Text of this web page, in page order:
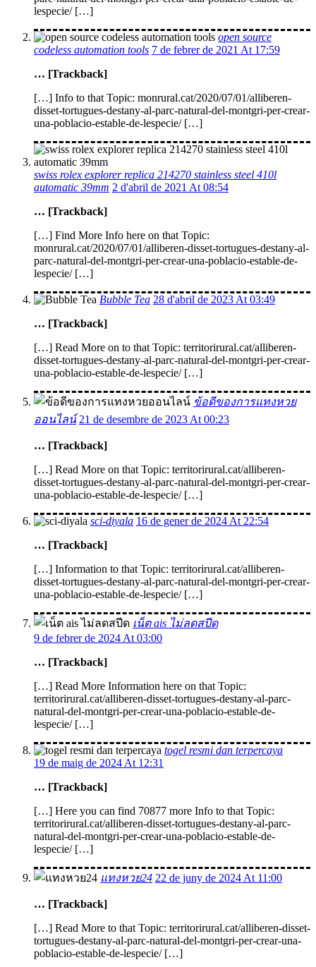
lespecie/ […]
open source
codeless automation tools 7 de febrer de 2021 At 17:59
… [Trackback]
[…] Info to that Topic: monrural.cat/2020/07/01/alliberen-
disset-tortugues-destany-al-parc-natural-del-montgri-per-crear-
una-poblacio-estable-de-lespecie/ […]
swiss rolex explorer replica 214270 stainless steel 410l
automatic 39mm 2 d'abril de 2021 At 08:54
… [Trackback]
[…] Find More Info here on that Topic:
monrural.cat/2020/07/01/alliberen-disset-tortugues-destany-al-
parc-natural-del-montgri-per-crear-una-poblacio-estable-de-
lespecie/ […]
Bubble Tea 28 d'abril de 2023 At 03:49
… [Trackback]
[…] Read More on to that Topic: territorirural.cat/alliberen-
disset-tortugues-destany-al-parc-natural-del-montgri-per-crear-
una-poblacio-estable-de-lespecie/ […]
ข้อดีของการแทงหวย
ออนไลน์ 21 de desembre de 2023 At 00:23
… [Trackback]
[…] Read More on that Topic: territorirural.cat/alliberen-
disset-tortugues-destany-al-parc-natural-del-montgri-per-crear-
una-poblacio-estable-de-lespecie/ […]
sci-diyala 16 de gener de 2024 At 22:54
… [Trackback]
[…] Information to that Topic: territorirural.cat/alliberen-
disset-tortugues-destany-al-parc-natural-del-montgri-per-crear-
una-poblacio-estable-de-lespecie/ […]
เน็ต ais ไม่ลดสปีด
9 de febrer de 2024 At 03:00
… [Trackback]
[…] Read More Information here on that Topic:
territorirural.cat/alliberen-disset-tortugues-destany-al-parc-
natural-del-montgri-per-crear-una-poblacio-estable-de-
lespecie/ […]
togel resmi dan terpercaya
19 de maig de 2024 At 12:31
… [Trackback]
[…] Here you can find 70877 more Info to that Topic:
territorirural.cat/alliberen-disset-tortugues-destany-al-parc-
natural-del-montgri-per-crear-una-poblacio-estable-de-
lespecie/ […]
แทงหวย24 22 de juny de 2024 At 11:00
… [Trackback]
[…] Read More to that Topic: territorirural.cat/alliberen-disset-
tortugues-destany-al-parc-natural-del-montgri-per-crear-una-
poblacio-estable-de-lespecie/ […]